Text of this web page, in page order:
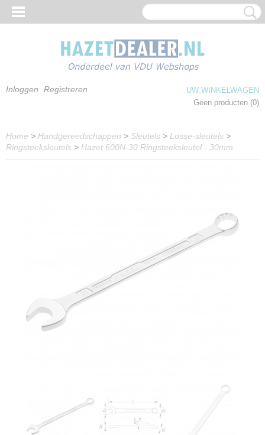
Inloggen Registreren
UW WINKELWAGEN
Geen producten (0)
Home > Handgereedschappen > Sleutels > Losse-sleutels >
Ringsteeksleutels > Hazet 600N-30 Ringsteeksleutel - 30mm